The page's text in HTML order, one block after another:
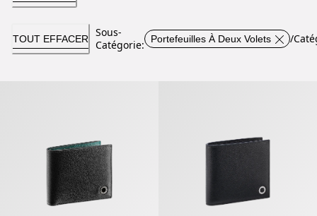
TOUT EFFACER
Sous-
Catégorie: Portefeuilles À Deux Volets /